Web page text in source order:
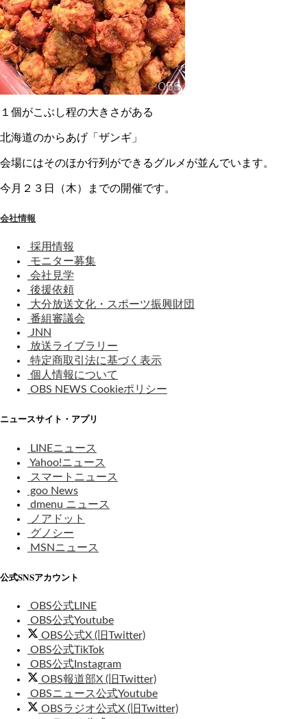
１個がこぶし程の大きさがある
北海道のからあげ「ザンギ」
会場にはそのほか行列ができるグルメが並んでいます。
今月２３日（木）までの開催です。
会社情報
採用情報
モニター募集
会社見学
後援依頼
大分放送文化・スポーツ振興財団
番組審議会
JNN
放送ライブラリー
特定商取引法に基づく表示
個人情報について
OBS NEWS Cookieポリシー
ニュースサイト・アプリ
LINEニュース
Yahoo!ニュース
スマートニュース
goo News
dmenu ニュース
ノアドット
グノシー
MSNニュース
公式SNSアカウント
OBS公式LINE
OBS公式Youtube
OBS公式X (旧Twitter)
OBS公式TikTok
OBS公式Instagram
OBS報道部X (旧Twitter)
OBSニュース公式Youtube
OBSラジオ公式X (旧Twitter)